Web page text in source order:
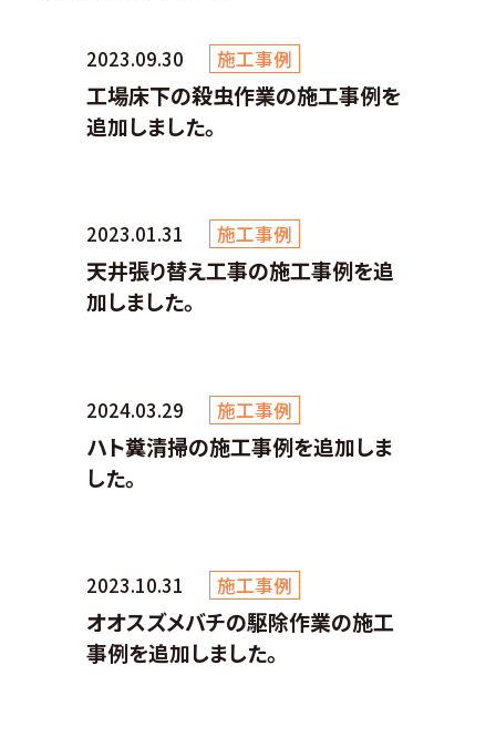
2023.09.30 施工事例
工場床下の殺虫作業の施工事例を
追加しました。
2023.01.31 施工事例
天井張り替え工事の施工事例を追
加しました。
2024.03.29 施工事例
ハト糞清掃の施工事例を追加しま
した。
2023.10.31 施工事例
オオスズメバチの駆除作業の施工
事例を追加しました。